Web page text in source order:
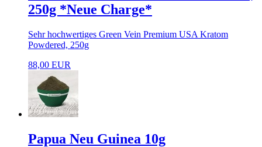
250g *Neue Charge*
Sehr hochwertiges Green Vein Premium USA Kratom
Powdered, 250g
88,00 EUR
Papua Neu Guinea 10g